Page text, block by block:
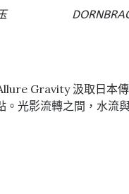
Gravity 汲取日本
光影流轉之間，水流